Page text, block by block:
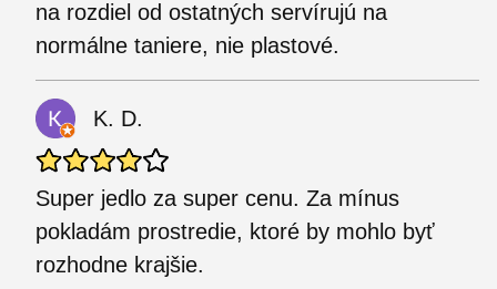
na rozdiel od ostatných servírujú na
normálne taniere, nie plastové.
K. D.
Super jedlo za super cenu. Za mínus
pokladám prostredie, ktoré by mohlo byť
rozhodne krajšie.